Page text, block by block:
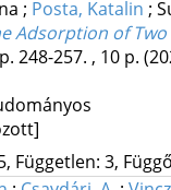
; Posta, Katalin ;
Adsorption of
248-257. , 10 p.
Független: 3,